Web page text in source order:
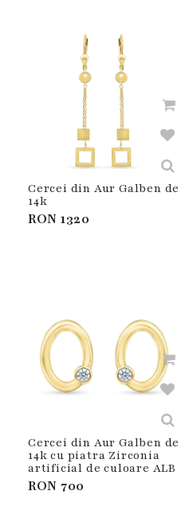
Cercei din Aur Galben de
14k
RON1320
Cercei din Aur Galben de
14k cu piatra Zirconia
artificial de culoare ALB
RON 700